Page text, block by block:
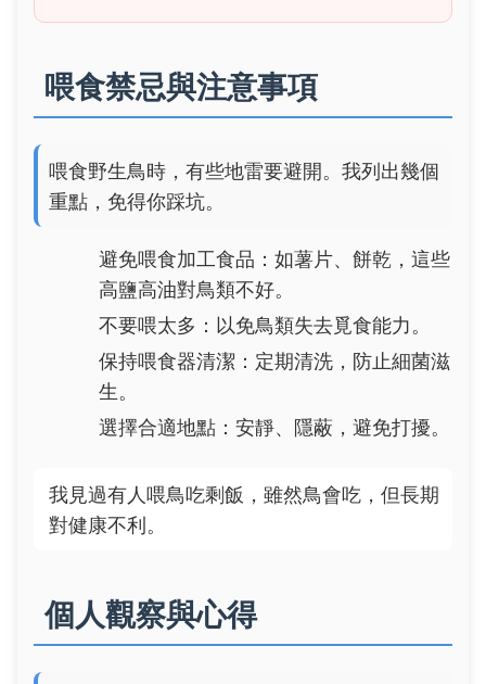
喂食禁忌與注意事項
喂食野生鳥時，有些地雷要避開。我列出幾個
重點，免得你踩坑。
避免喂食加工食品：如薯片、餅乾，這些
高鹽高油對鳥類不好。
不要喂太多：以免鳥類失去覓食能力。
保持喂食器清潔：定期清洗，防止細菌滋
生。
選擇合適地點：安靜、隱蔽，避免打擾。
我見過有人喂鳥吃剩飯，雖然鳥會吃，但長期
對健康不利。
個人觀察與心得